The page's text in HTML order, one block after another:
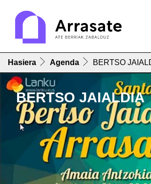
Hasiera Agenda BERTSO
BERTSO JAIALDIA